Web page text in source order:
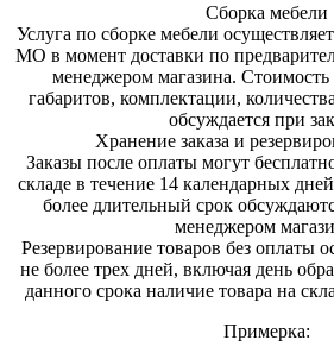
Сборка мебели
Услуга по сборке мебели
МО в момент доставки по
менеджером магазина. Стоимость
габаритов, комплектации,
обсуждается при
Хранение заказа и
Заказы после оплаты могут
складе в течение 14 календарных
более длительный срок
менеджером
Резервирование товаров без оплаты
не более трех дней, включая день
данного срока наличие товара на
Примерка: